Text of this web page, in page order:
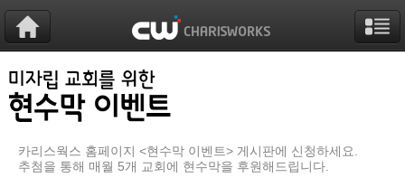
카리스웍스 홈페이지 <현수막 이벤트> 게시판에 신청하세요.
추첨을 통해 매월 5개 교회에 현수막을 후원해드립니다.